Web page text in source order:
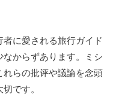
に愛される旅行ガイド
からずあります。ミシ
れらの批评や議論を念頭
です。